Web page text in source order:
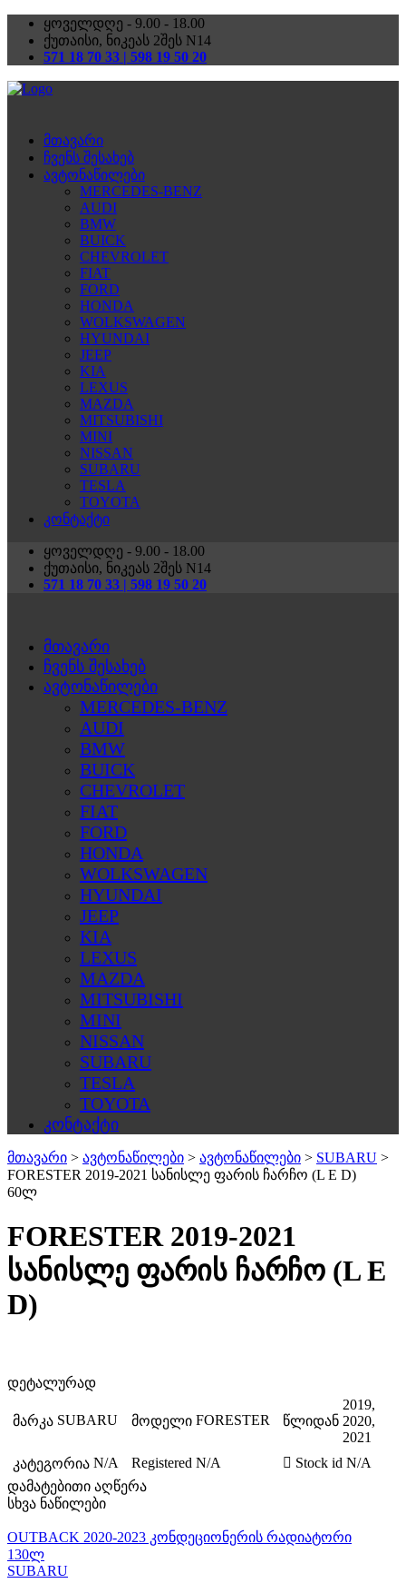
ყოველდღე - 9.00 - 18.00
ქუთაისი, ნიკეას 2შეს N14
571 18 70 33 | 598 19 50 20
მთავარი
ჩვენს შესახებ
ავტონაწილები
MERCEDES-BENZ
AUDI
BMW
BUICK
CHEVROLET
FIAT
FORD
HONDA
WOLKSWAGEN
HYUNDAI
JEEP
KIA
LEXUS
MAZDA
MITSUBISHI
MINI
NISSAN
SUBARU
TESLA
TOYOTA
კონტაქტი
ყოველდღე - 9.00 - 18.00
ქუთაისი, ნიკეას 2შეს N14
571 18 70 33 | 598 19 50 20
მთავარი
ჩვენს შესახებ
ავტონაწილები
MERCEDES-BENZ
AUDI
BMW
BUICK
CHEVROLET
FIAT
FORD
HONDA
WOLKSWAGEN
HYUNDAI
JEEP
KIA
LEXUS
MAZDA
MITSUBISHI
MINI
NISSAN
SUBARU
TESLA
TOYOTA
კონტაქტი
მთავარი > ავტონაწილები > ავტონაწილები > SUBARU >
FORESTER 2019-2021 სანისლე ფარის ჩარჩო (L E D)
60ლ
FORESTER 2019-2021
სანისლე ფარის ჩარჩო (L E
D)
დეტალურად
მარკა SUBARU მოდელი FORESTER წლიდან
2019,
2020,
2021
კატეგორია N/A Registered N/A Stock id N/A
დამატებითი აღწერა
სხვა ნაწილები
OUTBACK 2020-2023 კონდეციონერის რადიატორი
130ლ
SUBARU